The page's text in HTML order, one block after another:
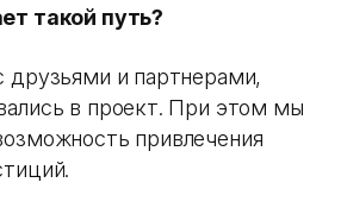
такой путь?
и партнерами,
в проект. При этом мы
привлечения